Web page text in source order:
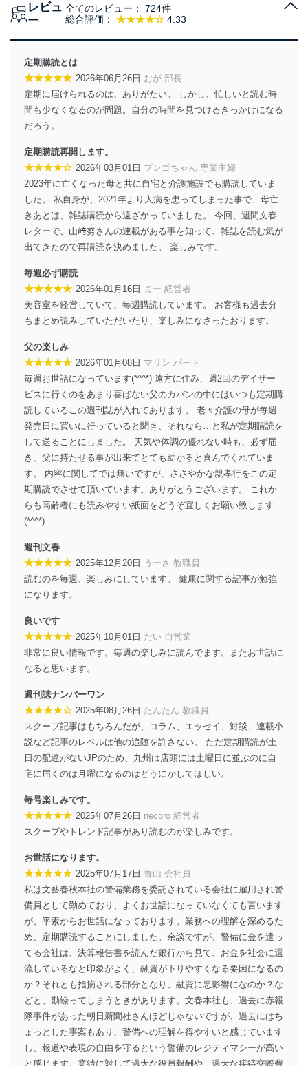
法令遵守
に、これらの法令及びその他の規範を常に適合させま
す。
個人情報の安全管理措置
当社は、個人情報の正確性及び安全性を確保するため
施し、個人情報の漏えい、滅失またはき損の防止及び是
正に努めます。
アクセス制御
個人データを取り扱うことのできる機器及び当該
機器を取り扱う従業者を明確化し、 個人データへ
の不要なアクセスを防止しています。
アクセス者の識別と認証
ーザーアカウント制御）により、個人情報データ
ベース等を取り扱う情報システムを使用する従業
者を識別・認証しています。
外部からの不正アクセス等の防止
システムを最新の状態に保持しています。
個人データを取り扱う機器等にセキュリティ対策
ソフトウェア等を導入し、自動更新 機能等の活用
により、これを最新状態としています。
情報システムの使用に伴う漏洩等の防止
メール等により個人データの含まれるファイルを
送信する場合に、当該ファイルへのパスワードを
設定しています。
個人情報保護マネジメントシステムの継続的改善
当社は、内部監査及びマネジメントレビューの機会を通
じて、個人情報保護マネジメントシステムを継続的に改
苦情及び相談受付け窓口
貴殿の個人情報及び当社の個人情報保護マネジメントシ
ステムに関するご相談及び苦情については以下までご連
適切、かつ迅速に対応させていただきます。
株式会社富士山マガジンサービス 個人情報問い合わせ
TEL：0570-200-223
FAX：03-5459-7073
e-mail： cs@fujisan.co.jp
改訂：2025年2月20日
制定：2005年4月1日
株式会社富士山マガジンサービス
代表取締役会長 西野 伸一郎
個人情報の取扱いについて
１．個人情報保護管理者
当社は以下の個人情報保護管理者を設置し、個人情報保
用・提供・管理いたします。
東京都渋谷区南平台町16-11
株式会社富士山マガジンサービス
代表取締役会長 西野 伸一郎
個人情報保護管理者: 経営管理グループディレクター 前
田 嘉也
２．利用目的
当社が取り扱う開示対象個人情報の利用目的は次のとお
りです。
No
個人情報の種類
利用目的
購入商品の配送のため
商品代金回収のため
ｅメール等による商品、サービ
レビュ
ー
総合評価： ★★★★☆ 4.33
全てのレビュー： 724件
定期購読とは
★★★★★ 2026年06月26日 おが 部長
定期に届けられるのは、ありがたい。 しかし、忙しいと読む時
間も少なくなるのが問題。自分の時間を見つけるきっかけになる
だろう。
定期購読再開します。
★★★★☆ 2026年03月01日 プンゴちゃん 専業主婦
2023年に亡くなった母と共に自宅と介護施設でも購読していま
した。 私自身が、2021年より大病を患ってしまった事で、母亡
きあとは、雑誌購読から遠ざかっていました。 今回、週間文春
レターで、山﨑努さんの連載がある事を知って、雑誌を読む気が
出てきたので再購読を決めました。 楽しみです。
毎週必ず購読
★★★★★ 2026年01月16日 まー 経営者
美容室を経営していて、毎週購読しています。 お客様も過去分
もまとめ読みしていただいたり、楽しみになさったおります。
父の楽しみ
★★★★★ 2026年01月08日 マリン パート
毎週お世話になっています(*^^*) 遠方に住み、週2回のデイサー
ビスに行くのをあまり喜ばない父のカバンの中にはいつも定期購
読しているこの週刊誌が入れてあります。 老々介護の母が毎週
発売日に買いに行っていると聞き、それなら…と私が定期購読を
して送ることにしました。 天気や体調の優れない時も、必ず届
き、父に持たせる事が出来てとても助かると喜んでくれていま
す。 内容に関してでは無いですが、ささやかな親孝行をこの定
期購読でさせて頂いています。ありがとうございます。 これか
らも高齢者にも読みやすい紙面をどうぞ宜しくお願い致します
(*^^*)
週刊文春
★★★★★ 2025年12月20日 うーさ 教職員
読むのを毎週、楽しみにしています。 健康に関する記事が勉強
になります。
良いです
★★★★★ 2025年10月01日 だい 自営業
非常に良い情報です。毎週の楽しみに読んでます。またお世話に
なると思います。
週刊誌ナンバーワン
★★★★☆ 2025年08月26日 たんたん 教職員
スクープ記事はもちろんだが、コラム、エッセイ、対談、連載小
説など記事のレベルは他の追随を許さない。 ただ定期購読が土
日の配達がないJPのため、九州は店頭には土曜日に並ぶのに自
宅に届くのは月曜になるのはどうにかしてほしい。
毎号楽しみです。
★★★★★ 2025年07月26日 necoro 経営者
スクープやトレンド記事があり読むのが楽しみです。
お世話になります。
★★★★★ 2025年07月17日 青山 会社員
私は文藝春秋本社の警備業務を委託されている会社に雇用され警
備員として勤めており、よくお世話になっていなくても言います
が、平素からお世話になっております。業務への理解を深めるた
め、定期購読することにしました。余談ですが、警備に金を遣っ
てる会社は、決算報告書を読んだ銀行から見て、お金を社会に還
流しているなと印象がよく、融資が下りやすくなる要因になるの
か？それとも指摘される部分となり、融資に悪影響になのか？な
どと、勘繰ってしまうときがあります。文春本社も、過去に赤報
隊事件があった朝日新聞社さんほどじゃないですが、過去にはち
ょっとした事案もあり、警備への理解を得やすいと感じています
し、報道や表現の自由を守るという警備のレジティマシーが高い
と感じます。業績に対して過大な役員報酬や、過大な接待交際費